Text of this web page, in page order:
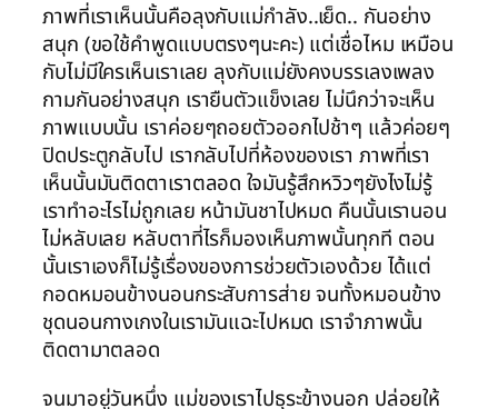
ภาพที่เราเห็นนั้นคือลุงกับแม่กำลัง..เย็ด.. กันอย่าง
สนุก (ขอใช้คำพูดแบบตรงๆนะคะ) แต่เชื่อไหม เหมือน
กับไม่มีใครเห็นเราเลย ลุงกับแม่ยังคงบรรเลงเพลง
กามกันอย่างสนุก เรายืนตัวแข็งเลย ไม่นึกว่าจะเห็น
ภาพแบบนั้น เราค่อยๆถอยตัวออกไปช้าๆ แล้วค่อยๆ
ปิดประตูกลับไป เรากลับไปที่ห้องของเรา ภาพที่เรา
เห็นนั้นมันติดตาเราตลอด ใจมันรู้สึกหวิวๆยังไงไม่รู้
เราทำอะไรไม่ถูกเลย หน้ามันชาไปหมด คืนนั้นเรานอน
ไม่หลับเลย หลับตาที่ไรก็มองเห็นภาพนั้นทุกที ตอน
นั้นเราเองก็ไม่รู้เรื่องของการช่วยตัวเองด้วย ได้แต่
กอดหมอนข้างนอนกระสับการส่าย จนทั้งหมอนข้าง
ชุดนอนกางเกงในเรามันแฉะไปหมด เราจำภาพนั้น
ติดตามาตลอด
จนมาอยู่วันหนึ่ง แม่ของเราไปธุระข้างนอก ปล่อยให้